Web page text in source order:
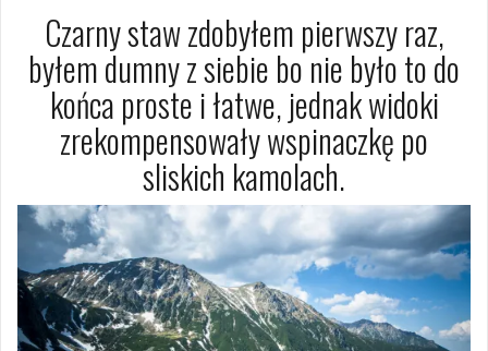
Czarny staw zdobyłem pierwszy raz,
byłem dumny z siebie bo nie było to do
końca proste i łatwe, jednak widoki
zrekompensowały wspinaczkę po
sliskich kamolach.